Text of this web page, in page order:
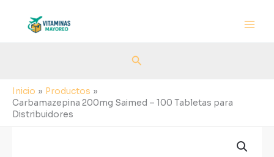
contenido
Buscar
Inicio
Productos
Carbamazepina 200mg Saimed – 100 Tabletas para
Distribuidores